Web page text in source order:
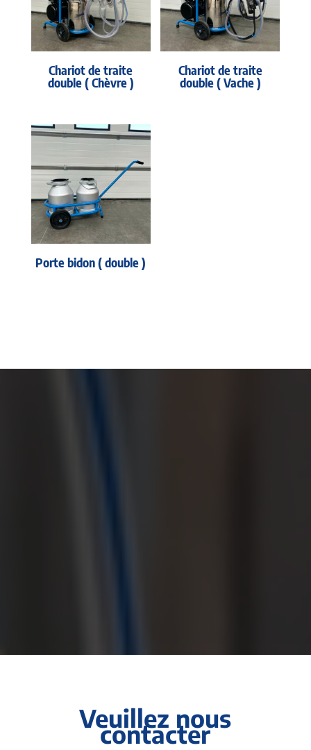
Chariot de traite
double ( Chèvre )
Chariot de traite
double ( Vache )
Porte bidon ( double )
Veuillez nous
contacter